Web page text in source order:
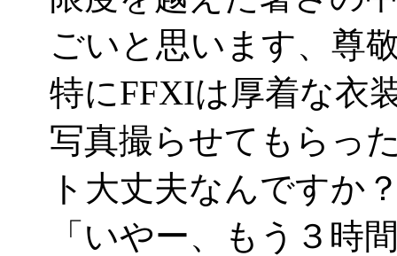
ごいと思います、尊
特にFFXIは厚着な衣
写真撮らせてもらっ
ト大丈夫なんですか
「いやー、もう３時